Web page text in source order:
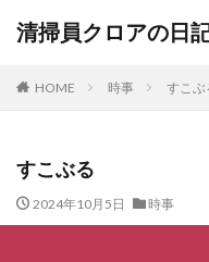
清掃員クロアの日
HOME 時事 すこぶ
すこぶる
2024年10月5日 時事